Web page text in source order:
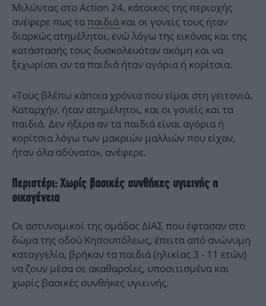
Μιλώντας στο Action 24, κάτοικος της περιοχής
ανέφερε πως ταπαιδιά και οι γονείς τους ήταν
διαρκώς ατημέλητοι, ενώ λόγω της εικόνας και της
κατάστασής τους δυσκολευόταν ακόμη και να
ξεχωρίσει αν τα παιδιά ήταν αγόρια ή κορίτσια.
«Τους βλέπω κάποια χρόνια που είμαι στη γειτονιά.
Καταρχήν, ήταν ατημέλητοι, και οι γονείς και τα
παιδιά. Δεν ήξερα αν τα παιδιά είναι αγόρια ή
κορίτσια λόγω των μακριών μαλλιών που είχαν,
ήταν όλα αδύνατα», ανέφερε.
Περιστέρι: Χωρίς βασικές συνθήκες υγιεινής η
οικογένεια
Οι αστυνομικοί της ομάδας ΔΙΑΣ που έφτασαν στο
δώμα της οδού Κηπουπόλεως, έπειτα από ανώνυμη
καταγγελία, βρήκαν τα παιδιά (ηλικίας 3 - 11 ετών)
να ζουν μέσα σε ακαθαρσίες, υποσιτισμένα και
χωρίς βασικές συνθήκες υγιεινής.